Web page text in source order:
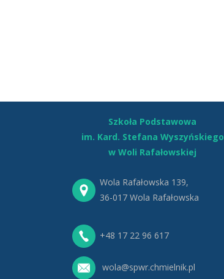
Szkoła Podstawowa
im. Kard. Stefana Wyszyńskiego
w Woli Rafałowskiej
Wola Rafałowska 139,
36-017 Wola Rafałowska
+48 17 22 96 617
wola@spwr.chmielnik.pl